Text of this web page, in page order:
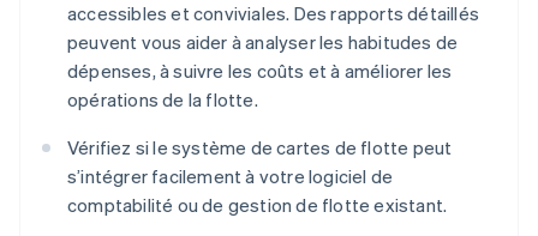
accessibles et conviviales. Des rapports détaillés
peuvent vous aider à analyser les habitudes de
dépenses, à suivre les coûts et à améliorer les
opérations de la flotte.
Vérifiez si le système de cartes de flotte peut
s’intégrer facilement à votre logiciel de
comptabilité ou de gestion de flotte existant.